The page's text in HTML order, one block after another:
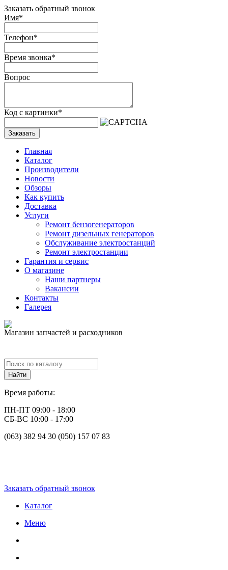
Заказать обратный звонок
Имя*
Телефон*
Время звонка*
Вопрос
Код с картинки*
Заказать
Главная
Каталог
Производители
Новости
Обзоры
Как купить
Доставка
Услуги
Ремонт бензогенераторов
Ремонт дизельных генераторов
Обслуживание электростанций
Ремонт электростанции
Гарантия и сервис
О магазине
Наши партнеры
Вакансии
Контакты
Галерея
Магазин запчастей и расходников
Время работы:
ПН-ПТ 09:00 - 18:00
СБ-ВС 10:00 - 17:00
(063) 382 94 30 (050) 157 07 83
Заказать обратный звонок
Каталог
Меню